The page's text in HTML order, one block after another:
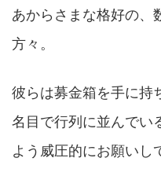
あからさまな格好の、
方々。
彼らは募金箱を手に持
名目で行列に並んでい
よう威圧的にお願いし